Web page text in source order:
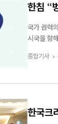
한침 “
국가 권력
시국을 향해 매서운 나팔을 불었다. 한
침례교단
종합기사
한국크